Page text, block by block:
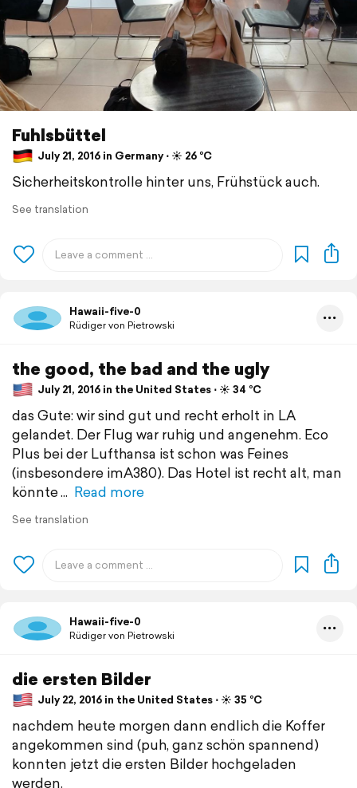
Fuhlsbüttel
July 21, 2016 in Germany ⋅ ☀️ 26 °C
Sicherheitskontrolle hinter uns, Frühstück auch.
See translation
Hawaii-five-0
Rüdiger von Pietrowski
the good, the bad and the ugly
July 21, 2016 in the United States ⋅ ☀️ 34 °C
das Gute: wir sind gut und recht erholt in LA
gelandet. Der Flug war ruhig und angenehm. Eco
Plus bei der Lufthansa ist schon was Feines
(insbesondere imA380). Das Hotel ist recht alt, man
könnte
Read more
See translation
Hawaii-five-0
Rüdiger von Pietrowski
die ersten Bilder
July 22, 2016 in the United States ⋅ ☀️ 35 °C
nachdem heute morgen dann endlich die Koffer
angekommen sind (puh, ganz schön spannend)
konnten jetzt die ersten Bilder hochgeladen
werden.